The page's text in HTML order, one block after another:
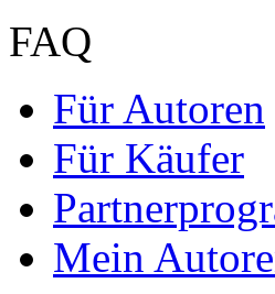
FAQ
Für Autoren
Für Käufer
Mein